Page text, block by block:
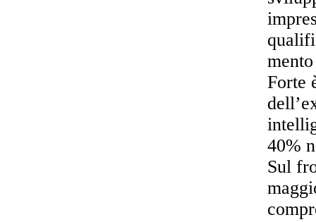
Forte
40%
Sul